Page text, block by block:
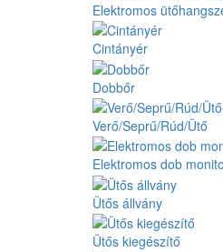
Elektromos
Cintányér
Dobbőr
Verő/Seprű/Rúd/Ütő
Elektromos dob
Ütős állvány
Ütős kiegészítő